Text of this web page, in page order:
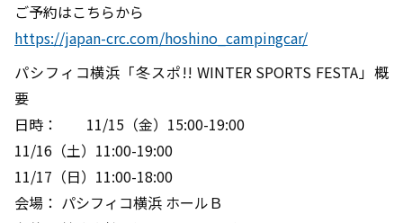
ご予約はこちらから
https://japan-crc.com/hoshino_campingcar/
パシフィコ横浜「冬スポ!! WINTER SPORTS FESTA」概
要
日時： 11/15（金）15:00-19:00
11/16（土）11:00-19:00
11/17（日）11:00-18:00
会場： パシフィコ横浜 ホールＢ